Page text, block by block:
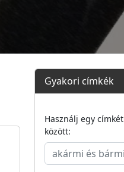
Gyakori címkék
Használj egy
között: